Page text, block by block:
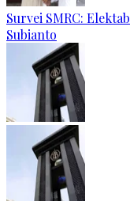
Survei SMRC:
Subianto